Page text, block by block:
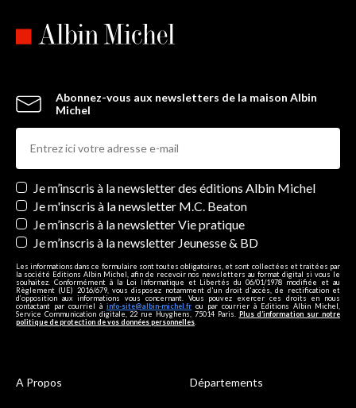
Abonnez-vous aux newsletters de la maison Albin
Michel
Newsletters
Je m’inscris à la newsletter des éditions Albin Michel
Je m'inscris à la newsletter M.C. Beaton
Je m’inscris à la newsletter Vie pratique
Je m’inscris à la newsletter Jeunesse & BD
Les informations dans ce formulaire sont toutes obligatoires, et sont collectées et traitées par
la société Editions Albin Michel, afin de recevoir nos newsletters au format digital si vous le
souhaitez. Conformément à la Loi Informatique et Libertés du 06/01/1978 modifiée et au
Règlement (UE) 2016/679, vous disposez notamment d'un droit d'accès, de rectification et
d’opposition aux informations vous concernant. Vous pouvez exercer ces droits en nous
contactant par courriel à info-site@albin-michel.fr ou par courrier à Editions Albin Michel,
Service Communication digitale, 22 rue Huyghens, 75014 Paris. Plus d’information sur notre
politique de protection de vos données personnelles
A Propos Départements